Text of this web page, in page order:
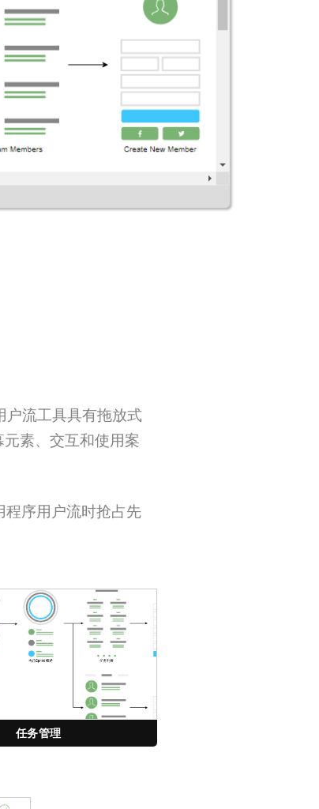
流工具具有拖放式
素、交互和使用案
序用户流时抢占先
任务管理